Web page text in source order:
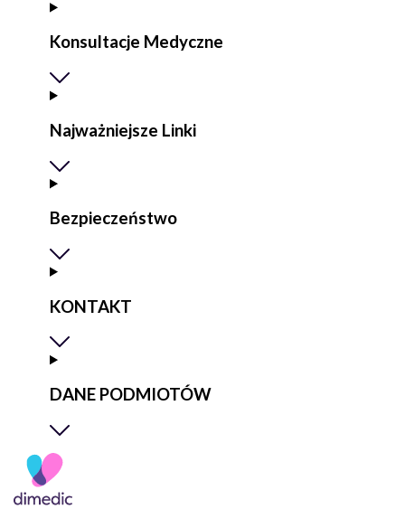
Konsultacje Medyczne
Najważniejsze Linki
Bezpieczeństwo
KONTAKT
DANE PODMIOTÓW